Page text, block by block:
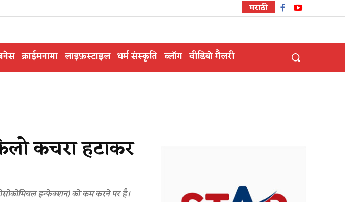
मराठी
क्राईमनामा लाइफ़स्टाइल धर्म संस्कृति ब्लॉग वीडियो गैलरी
कचरा हटाकर
इन्फेक्शन) को कम करने पर है।